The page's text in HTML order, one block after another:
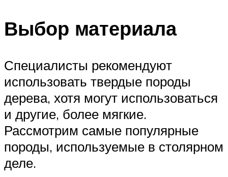
Выбор материала
Специалисты рекомендуют
использовать твердые породы
дерева, хотя могут использоваться
и другие, более мягкие.
Рассмотрим самые популярные
породы, используемые в столярном
деле.